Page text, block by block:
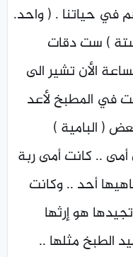
في حياتنا . ( واحد.
ستة ) ست دقات
الأن تشير الى
في المطبخ لأعد
( البامية )
أمى .. كانت أمى ربة
أحد .. وكانت
هو إرثها
الطبخ مثلها ..